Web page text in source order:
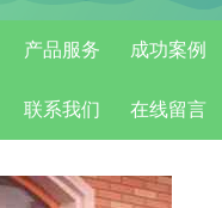
产品服务 成功案例
联系我们 在线留言